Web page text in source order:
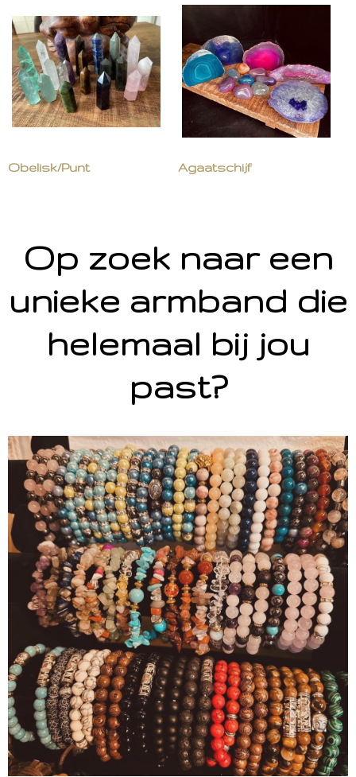
Obelisk/Punt Agaatschijf
Op zoek naar een
unieke armband die
helemaal bij jou
past?